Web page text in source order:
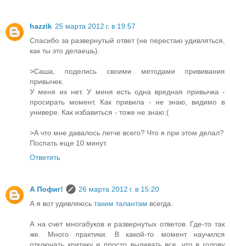
hazzik 25 марта 2012 г. в 19:57
Спасибо за развернутый ответ (не перестаю удивляться,
как ты это делаешь).
>Саша, поделись своими методами прививания
привычек.
У меня их нет. У меня есть одна вредная привычка -
просирать момент. Как привила - не знаю, видимо в
универе. Как избавиться - тоже не знаю:(
>А что мне давалось легче всего? Что я при этом делал?
Поспать еще 10 минут.
Ответить
А Пофиг!
26 марта 2012 г. в 15:20
А я вот удивляюсь таким талантам всегда.
А на счет многабуков и развернутых ответов. Где-то так
же. Много практики. В какой-то момент научился